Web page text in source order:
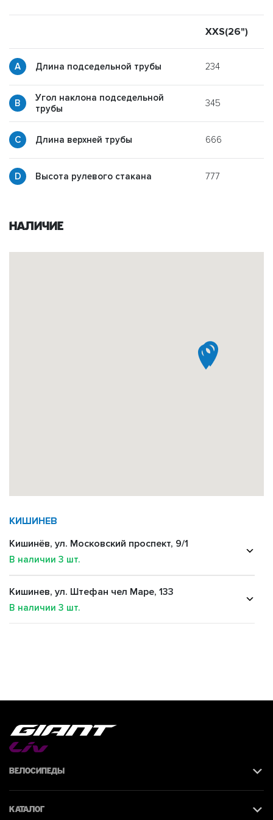
XXS(26")
Длина подседельной трубы 234
Угол наклона подседельной
трубы
345
Длина верхней трубы 666
Высота рулевого стакана 777
Наличие
КИШИНЕВ
Кишинёв, ул. Московский проспект, 9/1
В наличии 3 шт.
Кишинев, ул. Штефан чел Маре, 133
В наличии 3 шт.
Велосипеды
Каталог